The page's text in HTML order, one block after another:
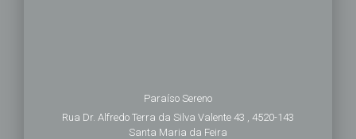
Paraíso Sereno
Rua Dr. Alfredo Terra da Silva Valente 43 , 4520-143
Santa Maria da Feira